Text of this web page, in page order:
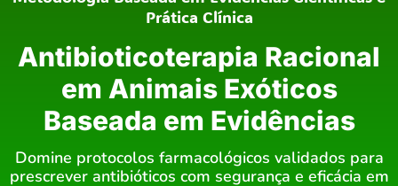
Prática Clínica
Antibioticoterapia Racional
em Animais Exóticos
Baseada em Evidências
Domine protocolos farmacológicos validados para
prescrever antibióticos com segurança e eficácia em